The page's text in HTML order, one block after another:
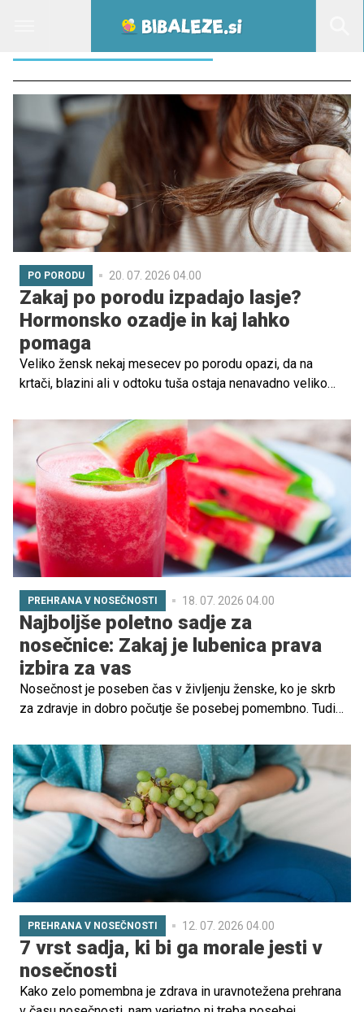
ZDRAVJE NOSEČNICE
PO PORODU 20. 07. 2026 04.00
Zakaj po porodu izpadajo lasje?
Hormonsko ozadje in kaj lahko
pomaga
Veliko žensk nekaj mesecev po porodu opazi, da na
krtači, blazini ali v odtoku tuša ostaja nenavadno veliko
zaskrbljujoč, gre v večini primerov za normalen pojav,
povezan s hormonskimi spremembami po nosečnosti.
PREHRANA V NOSEČNOSTI 18. 07. 2026 04.00
Najboljše poletno sadje za
nosečnice: Zakaj je lubenica prava
izbira za vas
Nosečnost je poseben čas v življenju ženske, ko je skrb
za zdravje in dobro počutje še posebej pomembno. Tudi
potrebnih hranil za razvoj otroka in ohranjanju zdravja
matere.
PREHRANA V NOSEČNOSTI 12. 07. 2026 04.00
7 vrst sadja, ki bi ga morale jesti v
nosečnosti
Kako zelo pomembna je zdrava in uravnotežena prehrana